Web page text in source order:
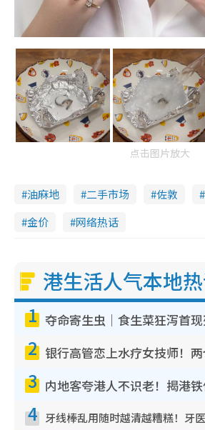
点击图片放大
油麻地 二手市场 佐敦
金价
网络热话
港生活人气本地
1
2
3
4